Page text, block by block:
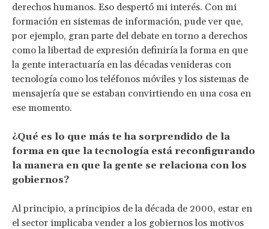
derechos humanos. Eso despertó mi interés. Con mi
formación en sistemas de información, pude ver que,
por ejemplo, gran parte del debate en torno a derechos
como la libertad de expresión definiría la forma en que
la gente interactuaría en las décadas venideras con
tecnología como los teléfonos móviles y los sistemas de
mensajería que se estaban convirtiendo en una cosa en
ese momento.
¿Qué es lo que más te ha sorprendido de la
forma en que la tecnología está reconfigurando
la manera en que la gente se relaciona con los
gobiernos?
Al principio, a principios de la década de 2000, estar en
el sector implicaba vender a los gobiernos los motivos